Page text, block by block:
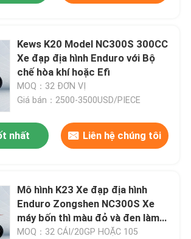
Kews K20 Model NC300S 300CC
Xe đạp địa hình Enduro với Bộ
chế hòa khí hoặc Efi
MOQ：32 ĐƠN VỊ
Giá bán：2500-3500USD/PIECE
nhất Liên hệ chúng tôi
Mô hình K23 Xe đạp địa hình
Enduro Zongshen NC300S Xe
máy bốn thì màu đỏ và đen làm
mát bằng nước
MOQ：32 CÁI/20GP HOẶC 105